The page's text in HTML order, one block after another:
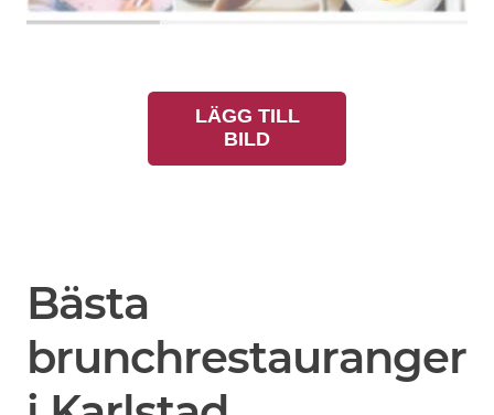
LÄGG TILL
BILD
Bästa
brunchrestauranger